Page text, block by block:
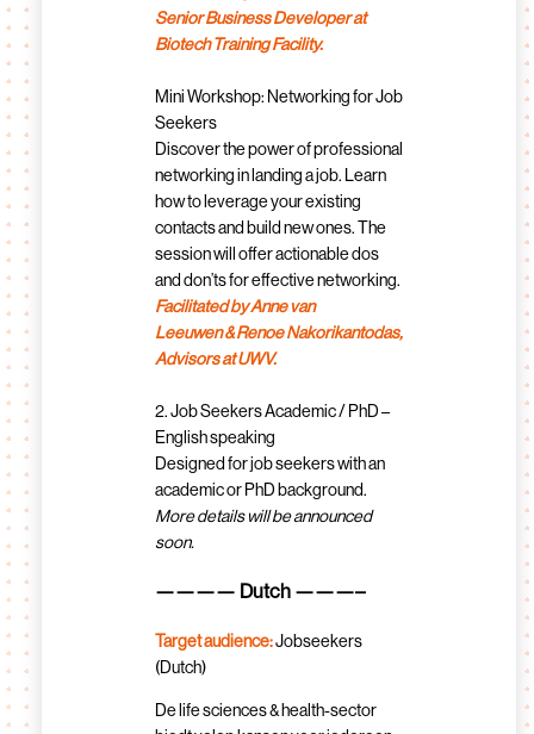
Senior Business Developer at
Biotech Training Facility.
Mini Workshop: Networking for Job
Seekers
Discover the power of professional
networking in landing a job. Learn
how to leverage your existing
contacts and build new ones. The
session will offer actionable dos
and don’ts for effective networking.
Facilitated by Anne van
Leeuwen & Renoe Nakorikantodas,
Advisors at UWV.
2. Job Seekers Academic / PhD –
English speaking
Designed for job seekers with an
academic or PhD background.
More details will be announced
soon.
———— Dutch ———–
Target audience:Jobseekers
(Dutch)
De life sciences & health-sector